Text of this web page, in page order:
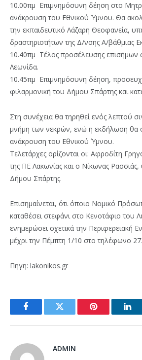
10.00πμ Επιμνημόσυνη δέηση στο
ανάκρουση του Εθνικού Ύμνου. Θα
την εκπαιδευτικό Λάζαρη Θεοφανεία,
δραστηριοτήτων της Δ/νσης Α/βάθμιας
10.40πμ Τέλος προσέλευσης επισήμων
Λεωνίδα.
10.45πμ Επιμνημόσυνη δέηση,
φιλαρμονική του Δήμου Σπάρτης και
Στη συνέχεια θα τηρηθεί ενός λεπτού
μνήμη των νεκρών, ενώ η εκδήλωση θα
ανάκρουση του Εθνικού Ύμνου.
Τελετάρχες ορίζονται οι: Αφροδίτη
της ΠΕ Λακωνίας και ο Νίκωνας
Δήμου Σπάρτης.
Επισημαίνεται, ότι όποιο Νομικό
καταθέσει στεφάνι στο Κενοτάφιο του
ενημερώσει σχετικά την Περιφερειακή
μέχρι την Πέμπτη 1/10 στο τηλέφωνο
Πηγη: lakonikos.gr
FacebookTwitter Pinterest
ADMIN